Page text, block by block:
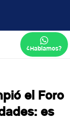
¿Hablamos?
el Foro
es